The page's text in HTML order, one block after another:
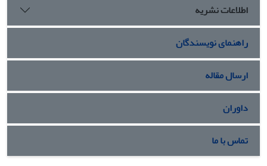
اطلاعات نشریه
راهنمای نویسندگان
ارسال مقاله
داوران
تماس با ما